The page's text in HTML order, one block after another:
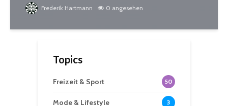
Frederik Hartmann 0 angesehen
Topics
Freizeit & Sport 50
Mode & Lifestyle 3